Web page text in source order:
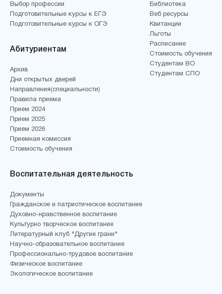
Выбор профессии
Подготовительные курсы к ЕГЭ
Подготовительные курсы к ОГЭ
Абитуриентам
Архив
Дни открытых дверей
Направления(специальности)
Правила приема
Прием 2024
Прием 2025
Прием 2026
Приемная комиссия
Стоимость обучения
Библиотека
Веб ресурсы
Квитанции
Льготы
Расписание
Стоимость обучения
Студентам ВО
Студентам СПО
Воспитательная деятельность
Документы
Гражданское и патриотическое воспитание
Духовно-нравственное воспитание
Культурно творческое воспитание
Литературный клуб "Другие грани"
Научно-образовательное воспитание
Профессионально-трудовое воспитание
Физическое воспитание
Экологическое воспитание